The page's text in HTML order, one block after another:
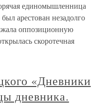
единомышленница
арестован незадолго
оппозиционную
скоротечная
«Дневники
дневника.